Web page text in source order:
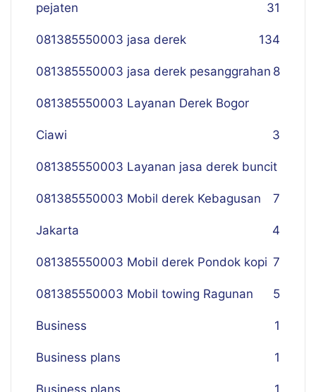
pejaten 31
081385550003 jasa derek 134
081385550003 jasa derek pesanggrahan 8
081385550003 Layanan Derek Bogor
Ciawi 3
081385550003 Layanan jasa derek buncit
7
081385550003 Mobil derek Kebagusan
Jakarta 4
081385550003 Mobil derek Pondok kopi 7
081385550003 Mobil towing Ragunan 5
Business 1
Business plans 1